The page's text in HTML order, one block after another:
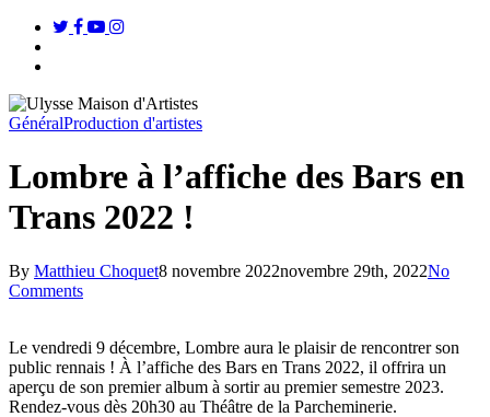
twitterfacebook
youtubeinstagram
GénéralProduction d'artistes
Lombre à l’affiche des Bars en
Trans 2022 !
By Matthieu Choquet8 novembre 2022novembre 29th, 2022No
Comments
Le vendredi 9 décembre, Lombre aura le plaisir de rencontrer son
public rennais ! À l’affiche des Bars en Trans 2022, il offrira un
aperçu de son premier album à sortir au premier semestre 2023.
Rendez-vous dès 20h30 au Théâtre de la Parcheminerie.